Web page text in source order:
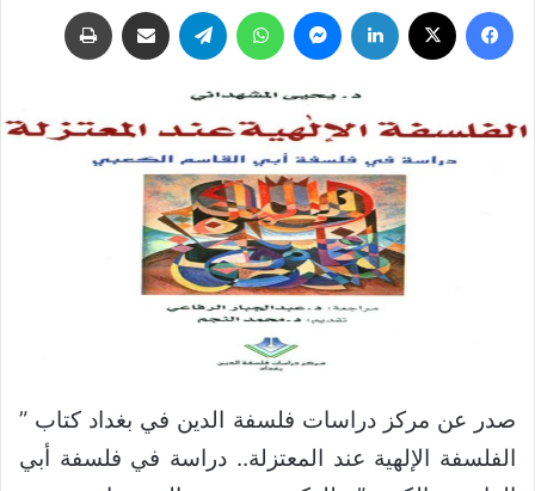
فيسبوك لينكدإن ماسنجر واتساب تيلقرام مشاركة عبر البريد
صدر عن مركز دراسات فلسفة الدين في بغداد كتاب ”
الفلسفة الإلهية عند المعتزلة.. دراسة في فلسفة أبي